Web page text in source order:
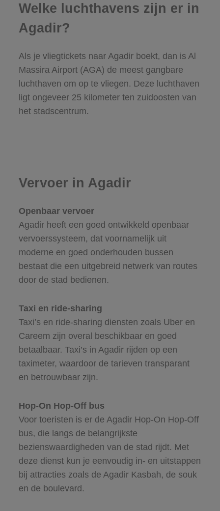
Welke luchthavens zijn er in
Agadir?
Als je vliegtickets naar Agadir boekt, dan is Al
Massira Airport (AGA) de meest gangbare
luchthaven om op te vliegen. Deze luchthaven
ligt ongeveer 25 kilometer ten zuidoosten van
het stadscentrum.
Vervoer in Agadir
Openbaar vervoer
Agadir heeft een goed ontwikkeld openbaar
vervoerssysteem, dat voornamelijk uit
moderne en goed onderhouden bussen
bestaat die een uitgebreid netwerk van routes
door de stad bedienen.
Taxi en ride-sharing
Taxi’s en ride-sharing diensten zoals Uber en
Careem zijn overal beschikbaar en goed
betaalbaar. Taxi’s in Agadir rijden op een
taximeter, waardoor de tarieven transparant
en betrouwbaar zijn.
Hop-On Hop-Off bus
Voor toeristen is er de Agadir Hop-On Hop-Off
bus, die langs de belangrijkste
bezienswaardigheden van de stad rijdt. Met
deze dienst kun je eenvoudig in- en uitstappen
bij attracties zoals de Agadir Kasbah, de souk
en de boulevard.